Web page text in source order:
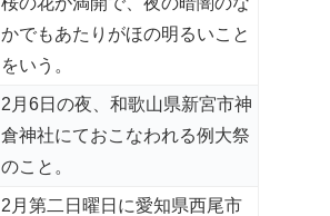
かでもあたりがほの明るいこと
をいう。
2月6日の夜、和歌山県新宮市神
倉神社にておこなわれる例大祭
のこと。
2月第二日曜日に愛知県西尾市